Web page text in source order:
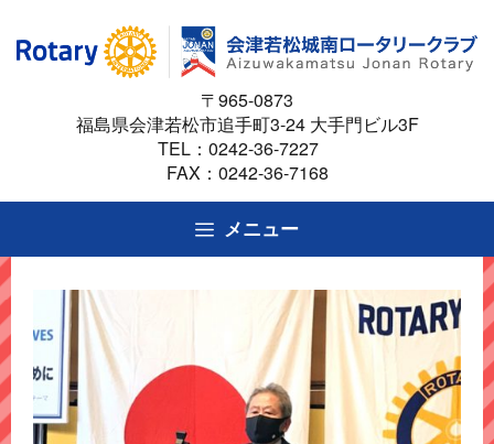
ス
ッ
プ
〒965-0873
福島県会津若松市追手町3-24 大手門ビル3F
TEL： 0242-36-7227
FAX：0242-36-7168
メニュー